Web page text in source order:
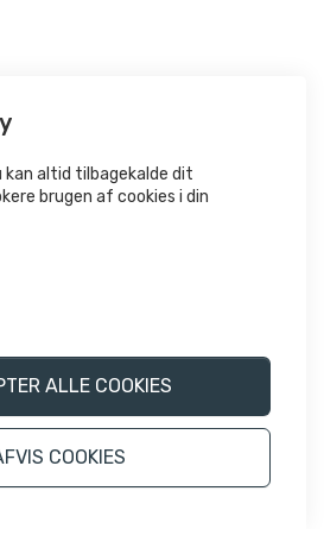
kan altid tilbagekalde dit
brugen af ​​cookies i din
ALLE COOKIES
COOKIES